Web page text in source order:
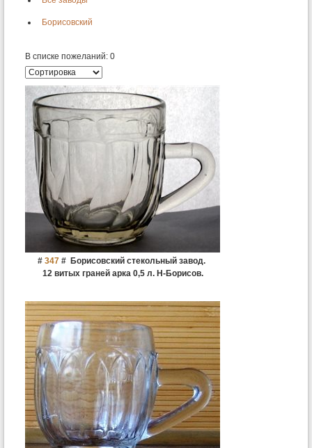
Борисовский
В списке пожеланий: 0
# 347 # Борисовский стекольный завод.
12 витых граней арка 0,5 л. Н-Борисов.